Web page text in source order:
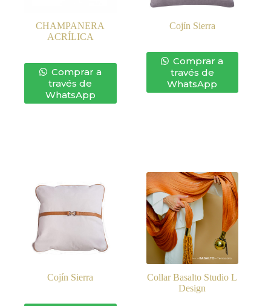
CHAMPANERA
ACRÍLICA
Comprar a
través de
WhatsApp
Cojín Sierra
Comprar a
través de
WhatsApp
Cojín Sierra
Collar Basalto Studio L
Design